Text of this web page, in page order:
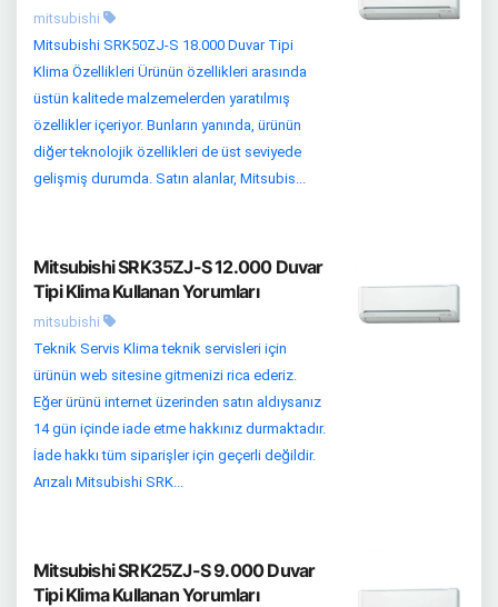
mitsubishi
Mitsubishi SRK50ZJ-S 18.000 Duvar Tipi
Klima Özellikleri Ürünün özellikleri arasında
üstün kalitede malzemelerden yaratılmış
özellikler içeriyor. Bunların yanında, ürünün
diğer teknolojik özellikleri de üst seviyede
gelişmiş durumda. Satın alanlar, Mitsubis...
Mitsubishi SRK35ZJ-S 12.000 Duvar
Tipi Klima Kullanan Yorumları
mitsubishi
Teknik Servis Klima teknik servisleri için
ürünün web sitesine gitmenizi rica ederiz.
Eğer ürünü internet üzerinden satın aldıysanız
14 gün içinde iade etme hakkınız durmaktadır.
İade hakkı tüm siparişler için geçerli değildir.
Arızalı Mitsubishi SRK...
Mitsubishi SRK25ZJ-S 9.000 Duvar
Tipi Klima Kullanan Yorumları